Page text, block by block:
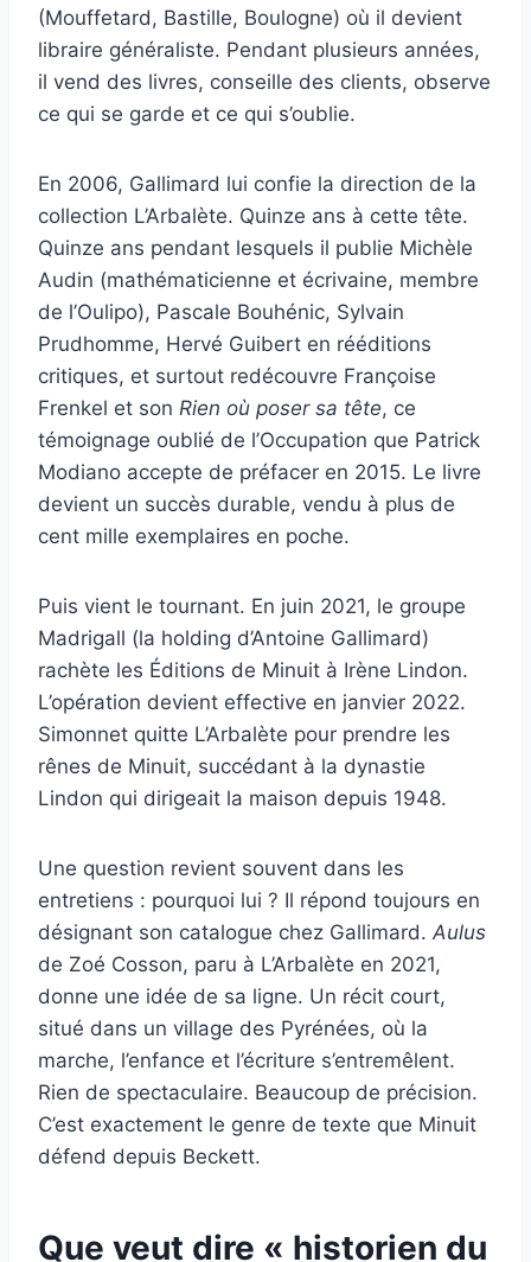
(Mouffetard, Bastille, Boulogne) où il devient
libraire généraliste. Pendant plusieurs années,
il vend des livres, conseille des clients, observe
ce qui se garde et ce qui s’oublie.
En 2006, Gallimard lui confie la direction de la
collection L’Arbalète. Quinze ans à cette tête.
Quinze ans pendant lesquels il publie Michèle
Audin (mathématicienne et écrivaine, membre
de l’Oulipo), Pascale Bouhénic, Sylvain
Prudhomme, Hervé Guibert en rééditions
critiques, et surtout redécouvre Françoise
Frenkel et son Rien où poser sa tête, ce
témoignage oublié de l’Occupation que Patrick
Modiano accepte de préfacer en 2015. Le livre
devient un succès durable, vendu à plus de
cent mille exemplaires en poche.
Puis vient le tournant. En juin 2021, le groupe
Madrigall (la holding d’Antoine Gallimard)
rachète les Éditions de Minuit à Irène Lindon.
L’opération devient effective en janvier 2022.
Simonnet quitte L’Arbalète pour prendre les
rênes de Minuit, succédant à la dynastie
Lindon qui dirigeait la maison depuis 1948.
Une question revient souvent dans les
entretiens : pourquoi lui ? Il répond toujours en
désignant son catalogue chez Gallimard. Aulus
de Zoé Cosson, paru à L’Arbalète en 2021,
donne une idée de sa ligne. Un récit court,
situé dans un village des Pyrénées, où la
marche, l’enfance et l’écriture s’entremêlent.
Rien de spectaculaire. Beaucoup de précision.
C’est exactement le genre de texte que Minuit
défend depuis Beckett.
Que veut dire « historien du